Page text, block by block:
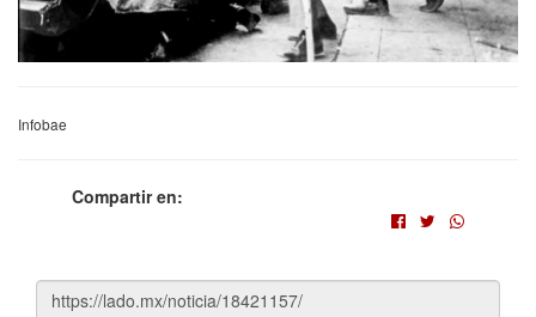
Infobae
Compartir en: